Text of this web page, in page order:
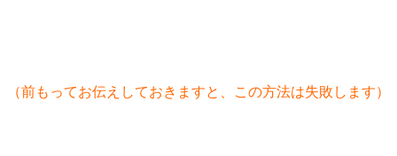
（前もってお伝えしておきますと、この方法は失敗します）